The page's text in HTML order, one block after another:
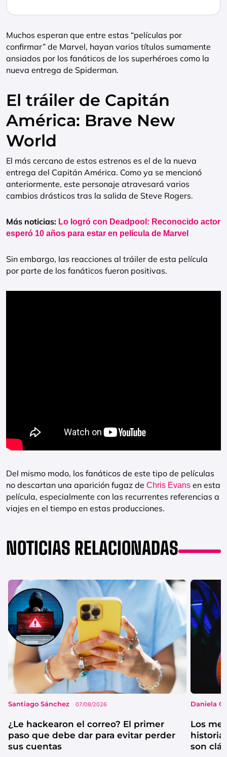
Muchos esperan que entre estas “películas por
confirmar” de Marvel, hayan varios títulos sumamente
ansiados por los fanáticos de los superhéroes como la
nueva entrega de Spiderman.
El tráiler de Capitán
América: Brave New
World
El más cercano de estos estrenos es el de la nueva
entrega del Capitán América. Como ya se mencionó
anteriormente, este personaje atravesará varios
cambios drásticos tras la salida de Steve Rogers.
Más noticias: Lo logró con Deadpool: Reconocido actor
esperó 10 años para estar en película de Marvel
Sin embargo, las reacciones al tráiler de esta película
por parte de los fanáticos fueron positivas.
Del mismo modo, los fanáticos de este tipo de películas
no descartan una aparición fugaz de Chris Evans en esta
película, especialmente con las recurrentes referencias a
viajes en el tiempo en estas producciones.
NOTICIAS RELACIONADAS
Santiago Sánchez 07/08/2026
¿Le hackearon el correo? El primer
paso que debe dar para evitar perder
sus cuentas
Daniela
Los
historia
son